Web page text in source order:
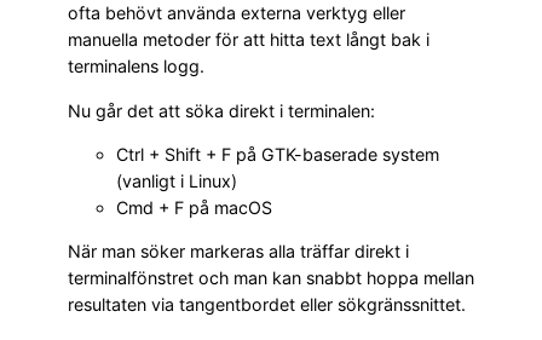
ofta behövt använda externa verktyg eller
manuella metoder för att hitta text långt bak i
terminalens logg.
Nu går det att söka direkt i terminalen:
Ctrl + Shift + F på GTK-baserade system
(vanligt i Linux)
Cmd + F på macOS
När man söker markeras alla träffar direkt i
terminalfönstret och man kan snabbt hoppa mellan
resultaten via tangentbordet eller sökgränssnittet.